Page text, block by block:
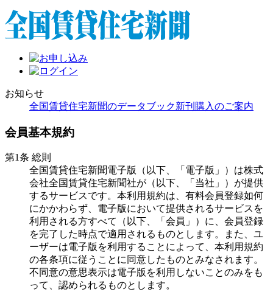
お知らせ
全国賃貸住宅新聞のデータブック新刊購入のご案内
会員基本規約
第1条 総則
全国賃貸住宅新聞電子版（以下、「電子版」）は株式
会社全国賃貸住宅新聞社が（以下、「当社」）が提供
するサービスです。本利用規約は、有料会員登録如何
にかかわらず、電子版において提供されるサービスを
利用される方すべて（以下、「会員」）に、会員登録
を完了した時点で適用されるものとします。また、ユ
ーザーは電子版を利用することによって、本利用規約
の各条項に従うことに同意したものとみなされます。
不同意の意思表示は電子版を利用しないことのみをも
って、認められるものとします。